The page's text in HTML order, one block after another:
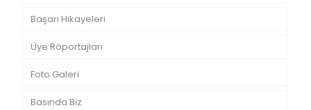
Başarı Hikayeleri
Üye Röportajları
Foto Galeri
Basında Biz